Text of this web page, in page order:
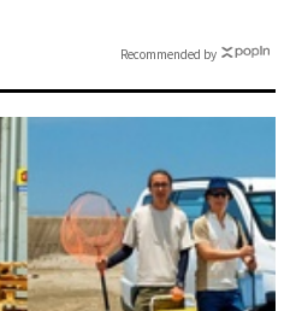
Recommended by